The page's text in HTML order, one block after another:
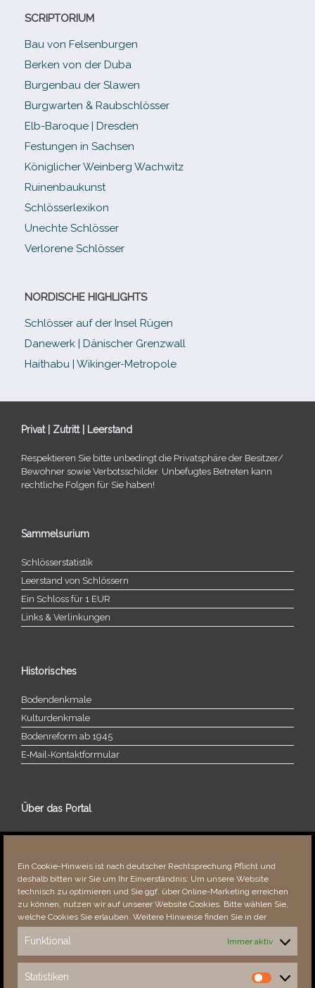
Ein Cookie-Hinweis ist nach deutscher Rechtsprechung Pflicht und
deshalb bitten wir Sie um Ihr Einverständnis: Um unsere Website
technisch zu optimieren und Sie ggf. über Online-Marketing erreichen
zu können, nutzen wir auf unserer Website Cookies. Bitte wählen Sie,
welche Cookies Sie erlauben. Weitere Hinweise finden Sie in der
Funktional Immer aktiv
Statistiken
Statistiken
SCRIPTORIUM
Bau von Felsenburgen
Berken von der Duba
Burgenbau der Slawen
Burgwarten & Raubschlösser
Elb-​Baroque | Dresden
Festungen in Sachsen
Königlicher Weinberg Wachwitz
Ruinenbaukunst
Schlösserlexikon
Unechte Schlösser
Verlorene Schlösser
NORDISCHE HIGHLIGHTS
Schlösser auf der Insel Rügen
Danewerk | Dänischer Grenzwall
Haithabu | Wikinger-Metropole
Privat | Zutritt | Leerstand
Respektieren Sie bitte unbe­dingt die Privatsphäre der Besitzer/​
Bewohner sowie Verbotsschilder. Unbefugtes Betreten kann
recht­li­che Folgen für Sie haben!
Sammelsurium
Schlösserstatistik
Leerstand von Schlössern
Ein Schloss für 1 EUR
Links & Verlinkungen
Historisches
Bodendenkmale
Kulturdenkmale
Bodenreform ab 1945
E‑Mail-​​Kontaktformular
Über das Portal
Über dieses Portal
Fehler bemerkt?
Besucher seit 08/​2021